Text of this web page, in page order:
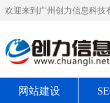
欢迎来到广州创力信息科技
网站建设